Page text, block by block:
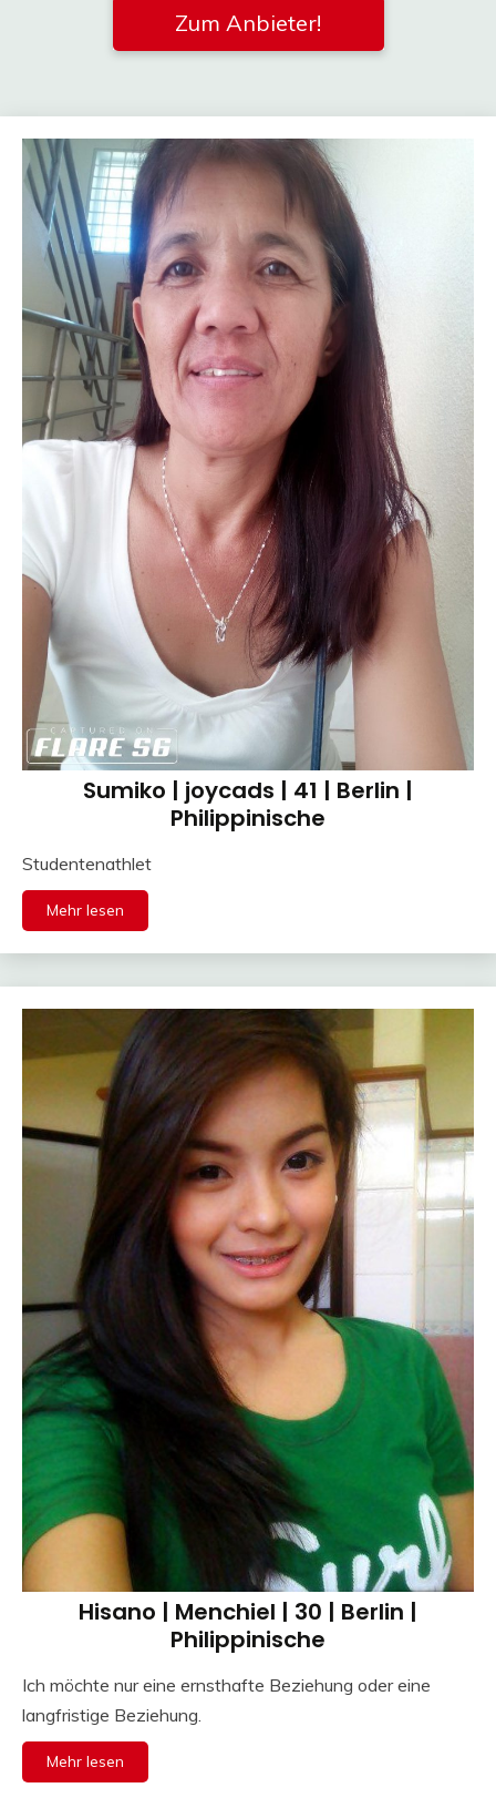
Zum Anbieter!
Sumiko | joycads | 41 | Berlin |
Philippinische
Studentenathlet
Mehr lesen
Hisano | MenchieI | 30 | Berlin |
Philippinische
Ich möchte nur eine ernsthafte Beziehung oder eine
langfristige Beziehung.
Mehr lesen